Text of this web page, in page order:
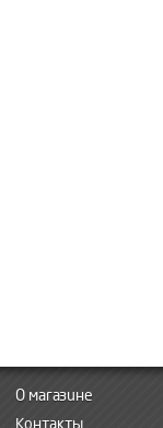
О магазине
Контакты